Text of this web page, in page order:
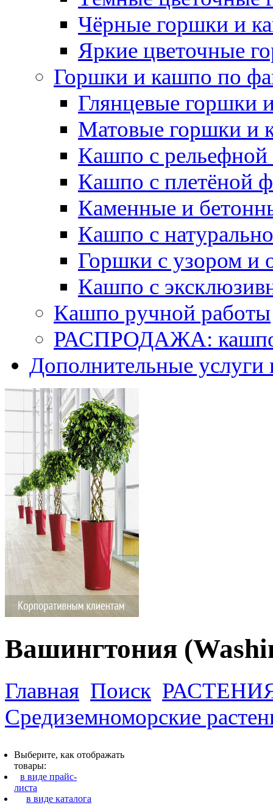
Чёрные горшки и
Яркие цветочные
Горшки и кашпо по
Глянцевые горшки
Матовые горшки и
Кашпо с рельефной
Кашпо с плетёной
Каменные и
Кашпо с
Горшки с узором и
Кашпо с
Кашпо ручной работы
РАСПРОДАЖА: кашпо
Дополнительные услуги
Вашингтония
Главная Поиск
Cредиземноморские
Выберите, как отображать
товары:
в виде прайс-
листа
в виде каталога